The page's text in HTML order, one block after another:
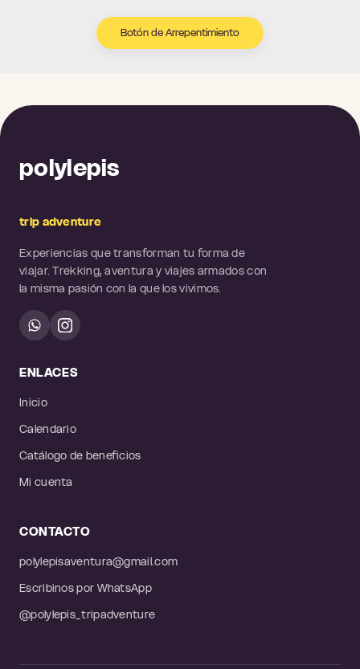
Botón de Arrepentimiento
polylepis
trip adventure
Experiencias que transforman tu forma de
viajar. Trekking, aventura y viajes armados con
la misma pasión con la que los vivimos.
ENLACES
Inicio
Calendario
Catálogo de beneficios
Mi cuenta
CONTACTO
polylepisaventura@gmail.com
Escribinos por WhatsApp
@polylepis_tripadventure